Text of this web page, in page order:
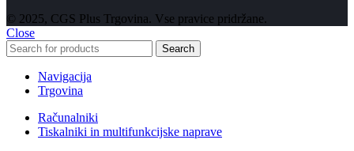
© 2025, CGS Plus Trgovina. Vse pravice pridržane.
Close
Search
Navigacija
Trgovina
Računalniki
Tiskalniki in multifunkcijske naprave